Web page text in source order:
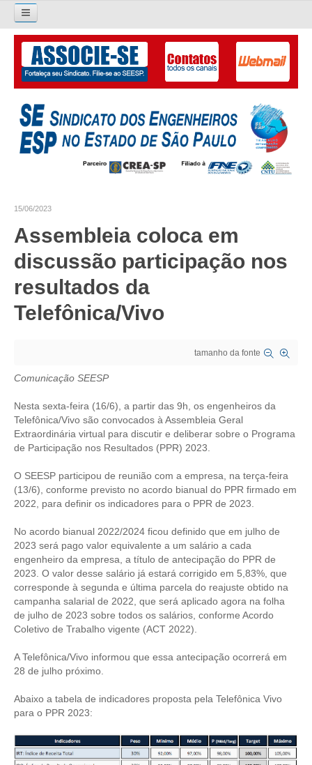
Pesquisar...
O SINDICATO
APRESENTAÇÃO
PALAVRA DO PRESIDENTE
SUBSEDES SINDICAIS
GALERIA EX-PRESIDENTES
ORGANOGRAMA
COMPOSIÇÃO
CONSELHOS ASSESSORES
PERSONALIDADES DA TECNOLOGIA
NÚCLEO DA MULHER ENGENHEIRA
TRANSPARÊNCIA
JURÍDICO
CONSULTORIA
ACORDOS, CONVENÇÕES E DISSÍDIOS
CONTRIBUIÇÃO ASSISTENCIAL
CONTRIBUIÇÃO ASSOCIATIVA OU ANUIDADE DE SÓCIO
CONTRIBUIÇÃO SINDICAL URBANA
15/06/2023
Assembleia coloca em
discussão participação nos
resultados da
Telefônica/Vivo
tamanho da fonte
Comunicação SEESP
Nesta sexta-feira (16/6), a partir das 9h, os engenheiros da
Telefônica/Vivo são convocados à Assembleia Geral
Extraordinária virtual para discutir e deliberar sobre o Programa
de Participação nos Resultados (PPR) 2023.
O SEESP participou de reunião com a empresa, na terça-feira
(13/6), conforme previsto no acordo bianual do PPR firmado em
2022, para definir os indicadores para o PPR de 2023.
No acordo bianual 2022/2024 ficou definido que em julho de
2023 será pago valor equivalente a um salário a cada
engenheiro da empresa, a título de antecipação do PPR de
2023. O valor desse salário já estará corrigido em 5,83%, que
corresponde à segunda e última parcela do reajuste obtido na
campanha salarial de 2022, que será aplicado agora na folha
de julho de 2023 sobre todos os salários, conforme Acordo
Coletivo de Trabalho vigente (ACT 2022).
A Telefônica/Vivo informou que essa antecipação ocorrerá em
28 de julho próximo.
Abaixo a tabela de indicadores proposta pela Telefônica Vivo
para o PPR 2023: